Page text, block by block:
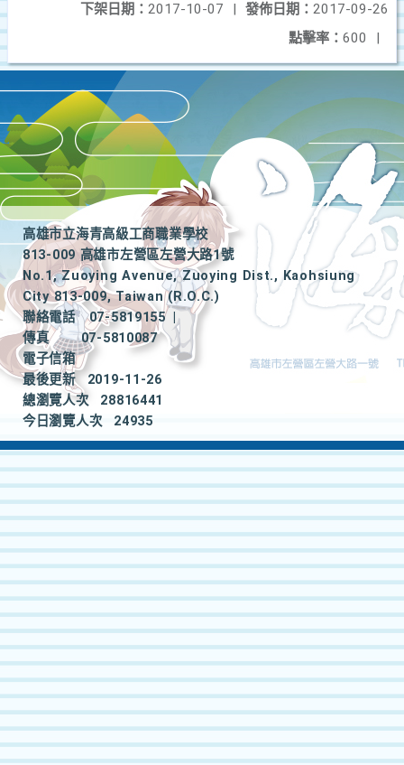
發佈日期： 2017-09-26
下架日期： 2017-10-07
|
點擊率： 600 |
高雄市立海青高級工商職業學校
813-009 高雄市左營區左營大路1號
No.1, Zuoying Avenue, Zuoying Dist., Kaohsiung
City 813-009, Taiwan (R.O.C.)
聯絡電話
07-5819155
|
傳真
07-5810087
電子信箱
最後更新
2019-11-26
總瀏覽人次
28816441
今日瀏覽人次
24935